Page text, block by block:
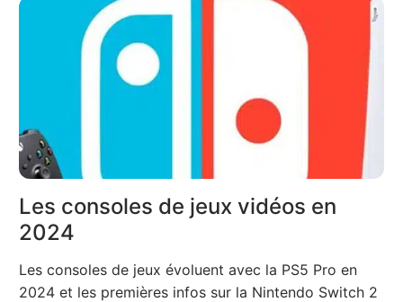
Les consoles de jeux vidéos en
2024
Les consoles de jeux évoluent avec la PS5 Pro en
2024 et les premières infos sur la Nintendo Switch 2